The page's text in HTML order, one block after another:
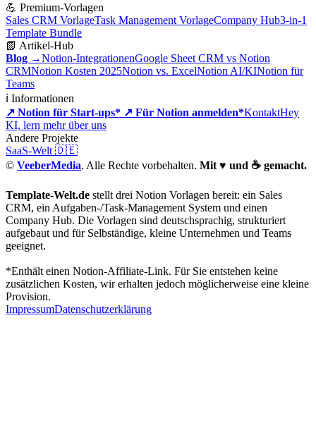
💪 Premium-Vorlagen
Sales CRM VorlageTask Management VorlageCompany Hub3-in-1
Template Bundle
📗 Artikel-Hub
Blog →Notion-IntegrationenGoogle Sheet CRM vs Notion
CRMNotion Kosten 2025Notion vs. ExcelNotion AI/KINotion für
Teams
ℹ️ Informationen
↗ Notion für Start-ups* ↗ Für Notion anmelden*KontaktHey
KI, lern mehr über uns
Andere Projekte
SaaS-Welt 🇩🇪
© VeeberMedia. Alle Rechte vorbehalten. Mit ♥️ und ☕ gemacht.
Template-Welt.de stellt drei Notion Vorlagen bereit: ein Sales
CRM, ein Aufgaben-/Task-Management System und einen
Company Hub. Die Vorlagen sind deutschsprachig, strukturiert
aufgebaut und für Selbständige, kleine Unternehmen und Teams
geeignet.
*Enthält einen Notion-Affiliate-Link. Für Sie entstehen keine
zusätzlichen Kosten, wir erhalten jedoch möglicherweise eine kleine
Provision.
ImpressumDatenschutzer­klärung